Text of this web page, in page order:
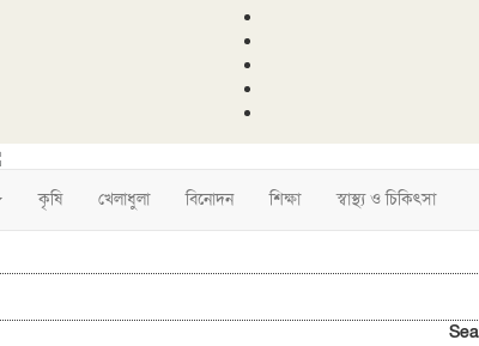
কৃষি খেলাধুলা বিনোদন শিক্ষা স্বাস্থ্য ও চিকিৎসা